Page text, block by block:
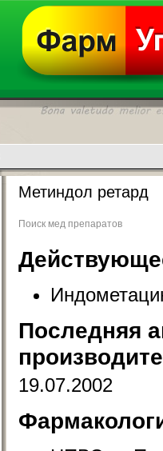
Метиндол ретард
Поиск мед препаратов
Последняя
19.07.2002